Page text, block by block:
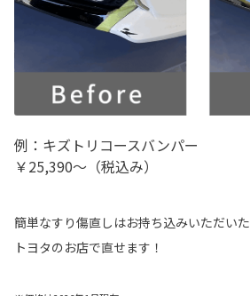
例：キズトリコースバンパー
￥25,390～（税込み）
簡単なすり傷直しはお持ち込みいただいた
トヨタのお店で直せます！